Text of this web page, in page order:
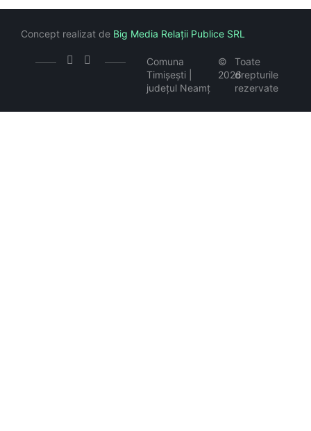
Comuna
Timișești |
județul Neamț
©
2026
Toate
drepturile
rezervate
Concept realizat de Big Media Relații Publice SRL